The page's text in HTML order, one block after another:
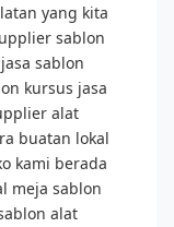
yang kita
sablon
sablon
kursus jasa
alat
buatan lokal
kami berada
meja sablon
alat